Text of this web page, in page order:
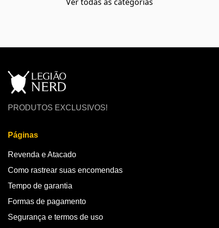
PRODUTOS EXCLUSIVOS!
Páginas
Revenda e Atacado
Como rastrear suas encomendas
Tempo de garantia
Formas de pagamento
Segurança e termos de uso